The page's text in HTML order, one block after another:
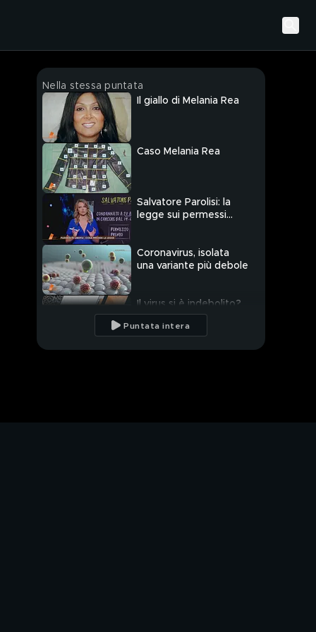
Nella stessa puntata
Il giallo di Melania Rea
Caso Melania Rea
Salvatore Parolisi: la
legge sui permessi
Coronavirus, isolata
una variante più debole
Il virus si è indebolito?
Puntata intera